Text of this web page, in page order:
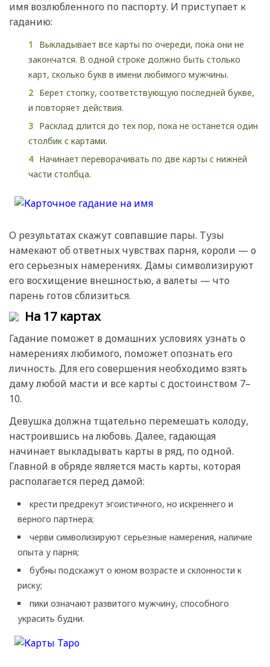
имя возлюбленного по паспорту. И приступает к
гаданию:
Выкладывает все карты по очереди, пока они не
закончатся. В одной строке должно быть столько
карт, сколько букв в имени любимого мужчины.
Берет стопку, соответствующую последней букве,
и повторяет действия.
Расклад длится до тех пор, пока не останется один
столбик с картами.
Начинает переворачивать по две карты с нижней
части столбца.
О результатах скажут совпавшие пары. Тузы
намекают об ответных чувствах парня, короли — о
его серьезных намерениях. Дамы символизируют
его восхищение внешностью, а валеты — что
парень готов сблизиться.
На 17 картах
Гадание поможет в домашних условиях узнать о
намерениях любимого, поможет опознать его
личность. Для его совершения необходимо взять
даму любой масти и все карты с достоинством 7–
10.
Девушка должна тщательно перемешать колоду,
настроившись на любовь. Далее, гадающая
начинает выкладывать карты в ряд, по одной.
Главной в обряде является масть карты, которая
располагается перед дамой:
крести предрекут эгоистичного, но искреннего и
верного партнера;
черви символизируют серьезные намерения, наличие
опыта у парня;
бубны подскажут о юном возрасте и склонности к
риску;
пики означают развитого мужчину, способного
украсить будни.